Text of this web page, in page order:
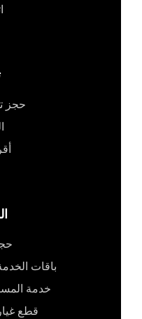
حجز
باقات
خدمة
قطع